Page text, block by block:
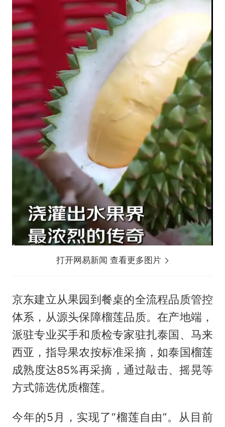
打开网易新闻 查看更多图片
京东建立从果园到餐桌的全流程品质管控
体系，从源头保障榴莲品质。在产地端，
派驻专业买手和质检专家驻扎泰国、马来
西亚，指导果农按标准采摘，如泰国榴莲
成熟度达85%再采摘，通过敲击、摇晃等
方式筛选优质榴莲。
今年的5月，实现了“榴莲自由”。从目前